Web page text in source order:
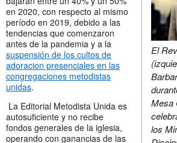
El
Mesa
los
en 2020, con respecto al mismo
período en 2019, debido a las
tendencias que comenzaron
antes de la pandemia y a la
suspensión de los cultos de
adoracion presenciales en las
congregaciones metodistas
unidas.
La Editorial Metodista Unida es
autosuficiente y no recibe
fondos generales de la iglesia,
operando con ganancias de las